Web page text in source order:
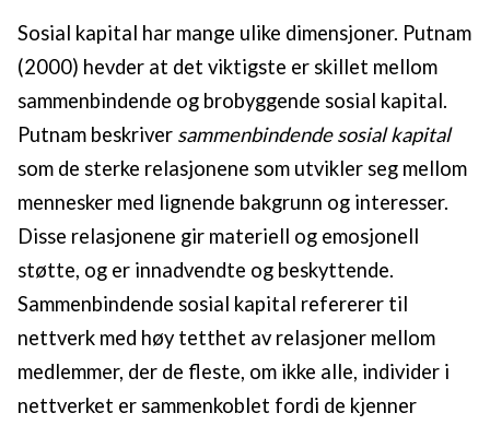
Sosial kapital har mange ulike dimensjoner. Putnam
(2000) hevder at det viktigste er skillet mellom
sammenbindende og brobyggende sosial kapital.
Putnam beskriver sammenbindende sosial kapital
som de sterke relasjonene som utvikler seg mellom
mennesker med lignende bakgrunn og interesser.
Disse relasjonene gir materiell og emosjonell
støtte, og er innadvendte og beskyttende.
Sammenbindende sosial kapital refererer til
nettverk med høy tetthet av relasjoner mellom
medlemmer, der de fleste, om ikke alle, individer i
nettverket er sammenkoblet fordi de kjenner